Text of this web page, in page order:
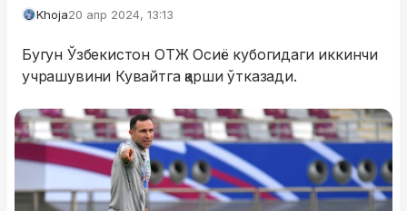
Khoja20 апр 2024, 13:13
Бугун Ўзбекистон ОТЖ Осиё кубогидаги иккинчи
учрашувини Кувайтга қарши ўтказади.